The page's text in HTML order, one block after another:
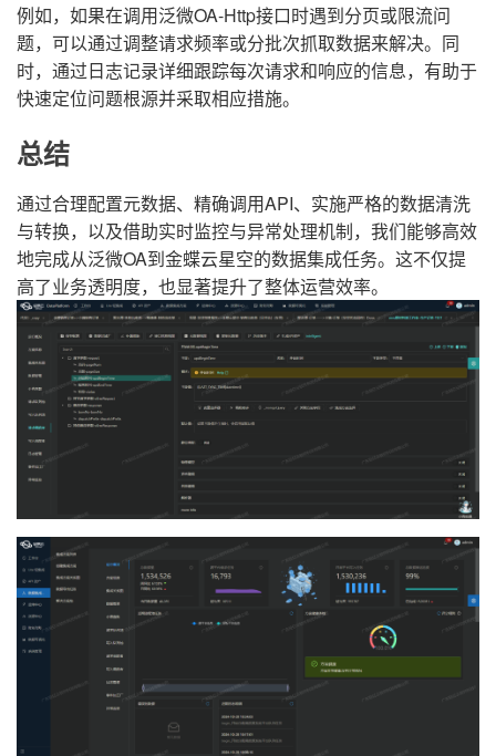
例如，如果在调用泛微OA-Http接口时遇到分页或限流问
题，可以通过调整请求频率或分批次抓取数据来解决。同
时，通过日志记录详细跟踪每次请求和响应的信息，有助于
快速定位问题根源并采取相应措施。
总结
通过合理配置元数据、精确调用API、实施严格的数据清洗
与转换，以及借助实时监控与异常处理机制，我们能够高效
地完成从泛微OA到金蝶云星空的数据集成任务。这不仅提
高了业务透明度，也显著提升了整体运营效率。